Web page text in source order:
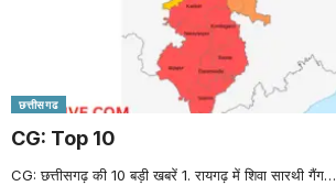
छत्तीसगढ
CG: Top 10
CG: छत्तीसगढ़ की 10 बड़ी खबरें 1. रायगढ़ में शिवा सारथी गैंग…